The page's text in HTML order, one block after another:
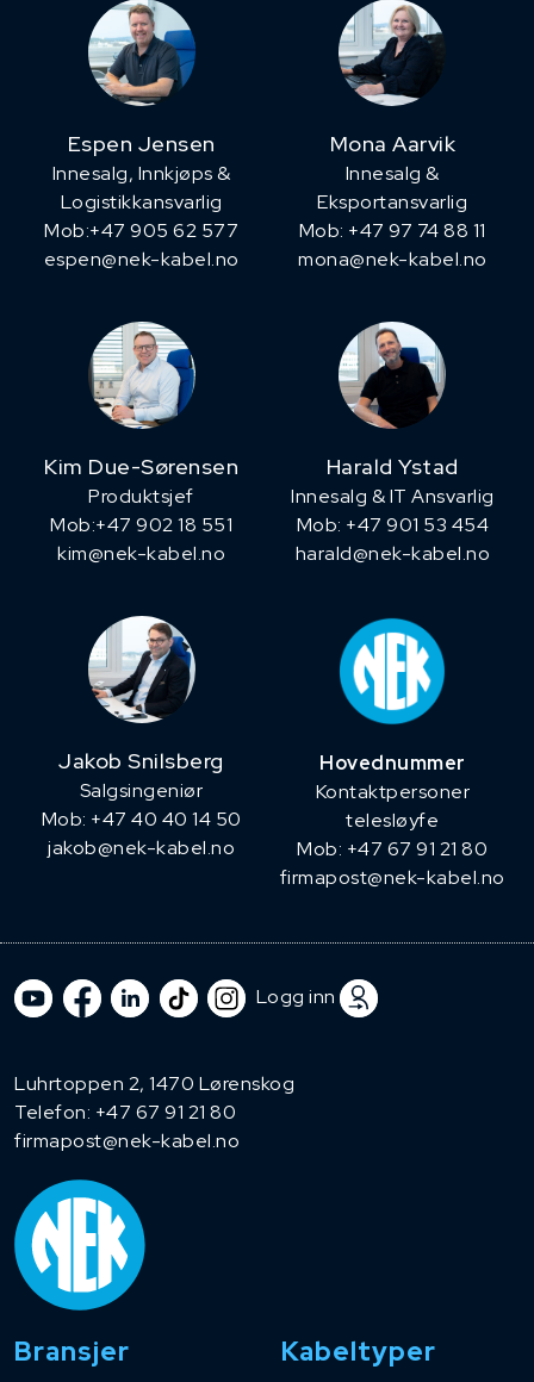
Espen Jensen
Innesalg, ​Innkjøps &
Logistikkansvarlig
Mob:+47 905 62 577
espen@nek-kabel.no
Mona Aarvik
Innesalg &
Eksportansvarlig
Mob: +47 97 74 88 11
mona@nek-kabel.no
Kim Due-Sørensen
Produktsjef
​Mob:+47 902 18 551
kim@nek-kabel.no
Harald Ystad
Innesalg & IT Ansvarlig
Mob: +47 901 53 454
harald@nek-kabel.no
Jakob Snilsberg
​Salgsingeniør
Mob: +47 40 40 14 50
jakob@nek-kabel.no
Hovednummer
Kontaktpersoner
telesløyfe
Mob: +47 67 91 21 80
firmapost@nek-kabel.no
Logg inn
Luhrtoppen 2, 1470 Lørenskog
Telefon: +47 67 91 21 80
firmapost@nek-kabel.no
Bransjer Kabeltyper